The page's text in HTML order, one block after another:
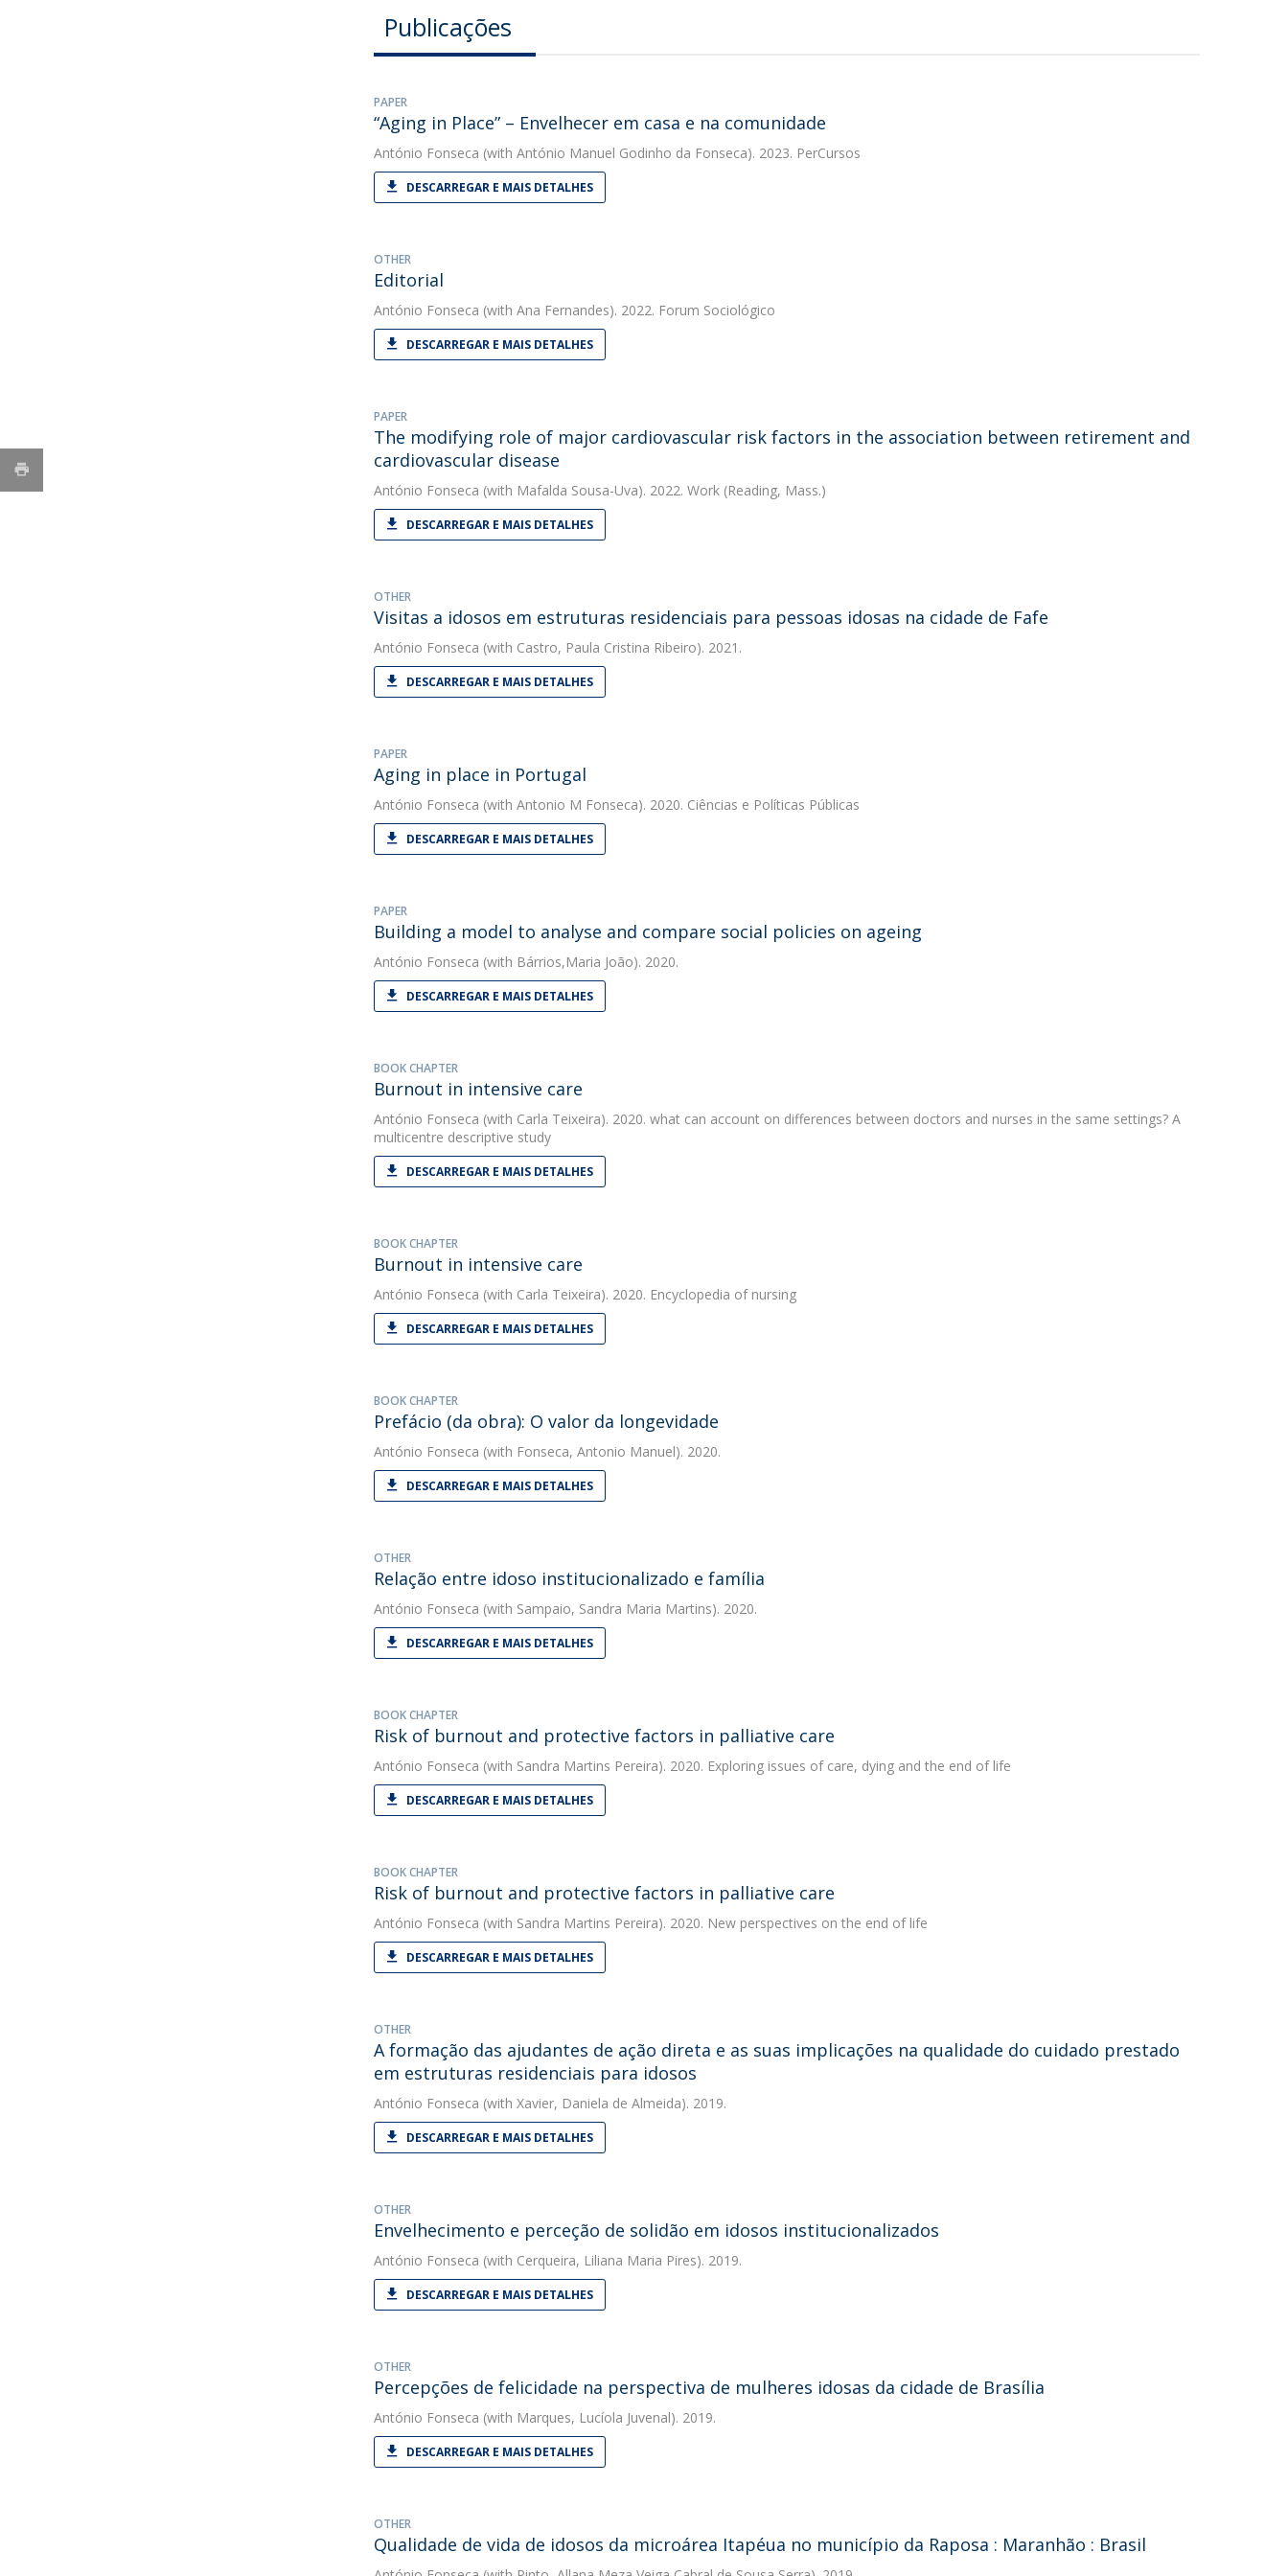
Publicações
PAPER
“Aging in Place” – Envelhecer em casa e na comunidade
António Fonseca (with António Manuel Godinho da Fonseca). 2023. PerCursos
DESCARREGAR E MAIS DETALHES
OTHER
Editorial
António Fonseca (with Ana Fernandes). 2022. Forum Sociológico
DESCARREGAR E MAIS DETALHES
PAPER
The modifying role of major cardiovascular risk factors in the association between retirement and
cardiovascular disease
António Fonseca (with Mafalda Sousa-Uva). 2022. Work (Reading, Mass.)
DESCARREGAR E MAIS DETALHES
OTHER
Visitas a idosos em estruturas residenciais para pessoas idosas na cidade de Fafe
António Fonseca (with Castro, Paula Cristina Ribeiro). 2021.
DESCARREGAR E MAIS DETALHES
PAPER
Aging in place in Portugal
António Fonseca (with Antonio M Fonseca). 2020. Ciências e Políticas Públicas
DESCARREGAR E MAIS DETALHES
PAPER
Building a model to analyse and compare social policies on ageing
António Fonseca (with Bárrios,Maria João). 2020.
DESCARREGAR E MAIS DETALHES
BOOK CHAPTER
Burnout in intensive care
António Fonseca (with Carla Teixeira). 2020. what can account on differences between doctors and nurses in the same settings? A
multicentre descriptive study
DESCARREGAR E MAIS DETALHES
BOOK CHAPTER
Burnout in intensive care
António Fonseca (with Carla Teixeira). 2020. Encyclopedia of nursing
DESCARREGAR E MAIS DETALHES
BOOK CHAPTER
Prefácio (da obra): O valor da longevidade
António Fonseca (with Fonseca, Antonio Manuel). 2020.
DESCARREGAR E MAIS DETALHES
OTHER
Relação entre idoso institucionalizado e família
António Fonseca (with Sampaio, Sandra Maria Martins). 2020.
DESCARREGAR E MAIS DETALHES
BOOK CHAPTER
Risk of burnout and protective factors in palliative care
António Fonseca (with Sandra Martins Pereira). 2020. Exploring issues of care, dying and the end of life
DESCARREGAR E MAIS DETALHES
BOOK CHAPTER
Risk of burnout and protective factors in palliative care
António Fonseca (with Sandra Martins Pereira). 2020. New perspectives on the end of life
DESCARREGAR E MAIS DETALHES
OTHER
A formação das ajudantes de ação direta e as suas implicações na qualidade do cuidado prestado
em estruturas residenciais para idosos
António Fonseca (with Xavier, Daniela de Almeida). 2019.
DESCARREGAR E MAIS DETALHES
OTHER
Envelhecimento e perceção de solidão em idosos institucionalizados
António Fonseca (with Cerqueira, Liliana Maria Pires). 2019.
DESCARREGAR E MAIS DETALHES
OTHER
Percepções de felicidade na perspectiva de mulheres idosas da cidade de Brasília
António Fonseca (with Marques, Lucíola Juvenal). 2019.
DESCARREGAR E MAIS DETALHES
OTHER
Qualidade de vida de idosos da microárea Itapéua no município da Raposa : Maranhão : Brasil